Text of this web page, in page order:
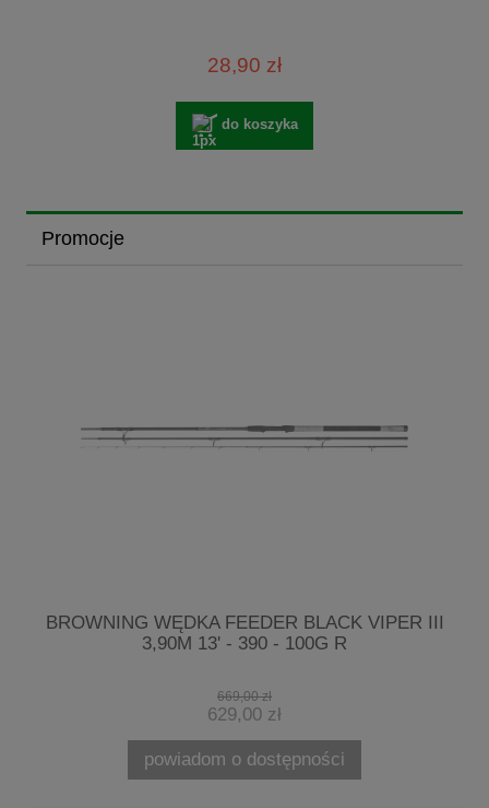
28,90 zł
do koszyka
Promocje
BROWNING WĘDKA FEEDER BLACK VIPER III
3,90M 13' - 390 - 100G R
669,00 zł
629,00 zł
powiadom o dostępności